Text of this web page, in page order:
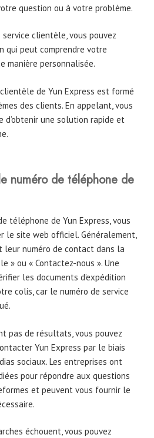
question ou à votre problème.
clientèle, vous pouvez
qui peut comprendre votre
manière personnalisée.
de Yun Express est formé
des clients. En appelant, vous
d’obtenir une solution rapide et
numéro de téléphone de
téléphone de Yun Express, vous
le site web officiel. Généralement,
leur numéro de contact dans la
» ou « Contactez-nous ». Une
les documents d’expédition
colis, car le numéro de service
pas de résultats, vous pouvez
Yun Express par le biais
sociaux. Les entreprises ont
pour répondre aux questions
et peuvent vous fournir le
échouent, vous pouvez